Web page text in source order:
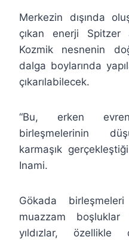
Merkezin dışında
çıkan enerji Spitzer
Kozmik nesnenin
dalga boylarında
çıkarılabilecek.
“Bu, erken
birleşmelerinin
karmaşık
Inami.
Gökada birleşmeleri
muazzam boşluklar
yıldızlar,